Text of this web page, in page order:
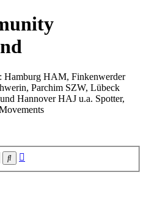
Hamburg HAM, Finkenwerder
Parchim SZW, Lübeck
Hannover HAJ u.a. Spotter,
Suche